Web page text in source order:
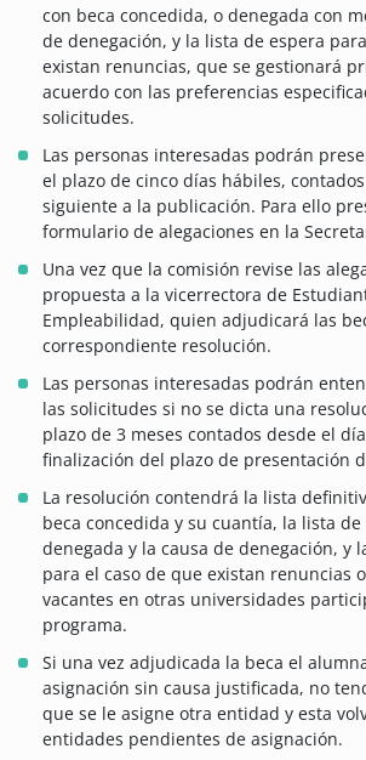
con beca concedida, o denegada con
de denegación, y la lista de espera
existan renuncias, que se gestionará
acuerdo con las preferencias
solicitudes.
Las personas interesadas podrán
el plazo de cinco días hábiles,
siguiente a la publicación. Para ello
formulario de alegaciones en la
Una vez que la comisión revise las
propuesta a la vicerrectora de
Empleabilidad, quien adjudicará las
correspondiente resolución.
Las personas interesadas podrán
las solicitudes si no se dicta una
plazo de 3 meses contados desde el
finalización del plazo de presentación
La resolución contendrá la lista
beca concedida y su cuantía, la lista
denegada y la causa de denegación, y
para el caso de que existan renuncias
vacantes en otras universidades
programa.
Si una vez adjudicada la beca el
asignación sin causa justificada, no
que se le asigne otra entidad y esta
entidades pendientes de asignación.